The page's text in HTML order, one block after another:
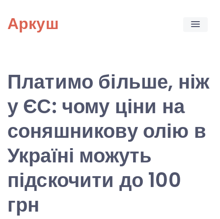
content
Аркуш
Платимо більше, ніж
у ЄС: чому ціни на
соняшникову олію в
Україні можуть
підскочити до 100
грн